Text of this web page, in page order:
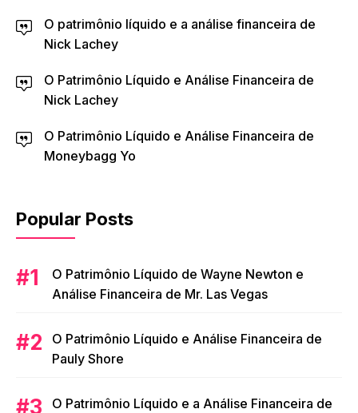
O patrimônio líquido e a análise financeira de
Nick Lachey
O Patrimônio Líquido e Análise Financeira de
Nick Lachey
O Patrimônio Líquido e Análise Financeira de
Moneybagg Yo
Popular Posts
O Patrimônio Líquido de Wayne Newton e
Análise Financeira de Mr. Las Vegas
O Patrimônio Líquido e Análise Financeira de
Pauly Shore
O Patrimônio Líquido e a Análise Financeira de